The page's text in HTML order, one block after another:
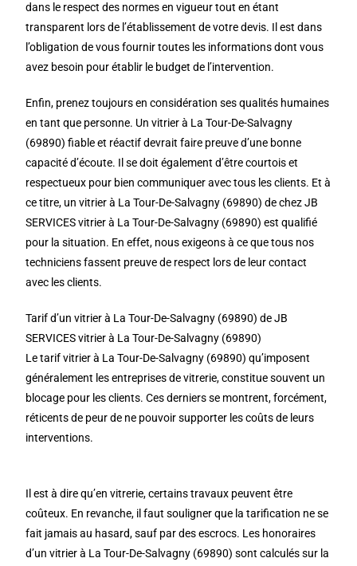
dans le respect des normes en vigueur tout en étant
transparent lors de l’établissement de votre devis. Il est dans
l’obligation de vous fournir toutes les informations dont vous
avez besoin pour établir le budget de l’intervention.
Enfin, prenez toujours en considération ses qualités humaines
en tant que personne. Un vitrier à La Tour-De-Salvagny
(69890) fiable et réactif devrait faire preuve d’une bonne
capacité d’écoute. Il se doit également d’être courtois et
respectueux pour bien communiquer avec tous les clients. Et à
ce titre, un vitrier à La Tour-De-Salvagny (69890) de chez JB
SERVICES vitrier à La Tour-De-Salvagny (69890) est qualifié
pour la situation. En effet, nous exigeons à ce que tous nos
techniciens fassent preuve de respect lors de leur contact
avec les clients.
Tarif d’un vitrier à La Tour-De-Salvagny (69890) de JB
SERVICES vitrier à La Tour-De-Salvagny (69890)
Le tarif vitrier à La Tour-De-Salvagny (69890) qu’imposent
généralement les entreprises de vitrerie, constitue souvent un
blocage pour les clients. Ces derniers se montrent, forcément,
réticents de peur de ne pouvoir supporter les coûts de leurs
interventions.
Il est à dire qu’en vitrerie, certains travaux peuvent être
coûteux. En revanche, il faut souligner que la tarification ne se
fait jamais au hasard, sauf par des escrocs. Les honoraires
d’un vitrier à La Tour-De-Salvagny (69890) sont calculés sur la